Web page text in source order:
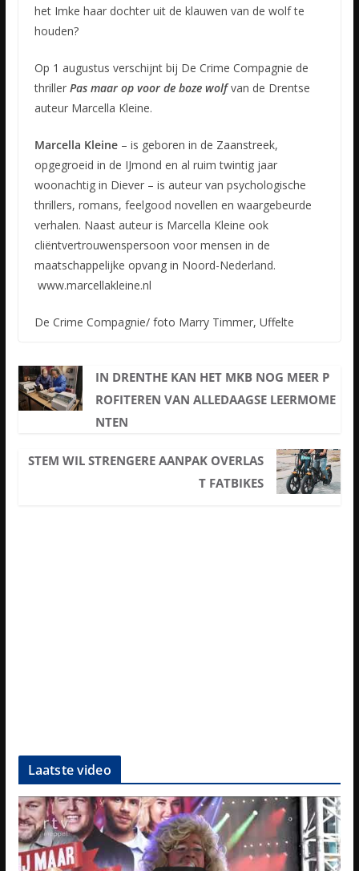
het Imke haar dochter uit de klauwen van de wolf te
houden?
Op 1 augustus verschijnt bij De Crime Compagnie de
thriller Pas maar op voor de boze wolfvan de Drentse
auteur Marcella Kleine.
Marcella Kleine– is geboren in de Zaanstreek,
opgegroeid in de IJmond en al ruim twintig jaar
woonachtig in Diever – is auteur van psychologische
thrillers, romans, feelgood novellen en waargebeurde
verhalen. Naast auteur is Marcella Kleine ook
cliëntvertrouwenspersoon voor mensen in de
maatschappelijke opvang in Noord-Nederland.
www.marcellakleine.nl
De Crime Compagnie/ foto Marry Timmer, Uffelte
IN DRENTHE KAN HET MKB NOG MEER P
ROFITEREN VAN ALLEDAAGSE LEERMOME
NTEN
STEM WIL STRENGERE AANPAK OVERLAS
T FATBIKES
Laatste video